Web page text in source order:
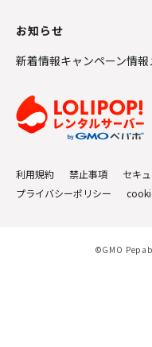
お知らせ
新着情報キャンペーン情報
利用規約 禁止事項
セキ
プライバシーポリシー
©GMO